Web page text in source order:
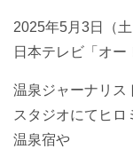
2025年5月3日（
日本テレビ「オー
温泉ジャーナリス
スタジオにてヒロ
温泉宿や